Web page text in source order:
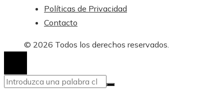
Políticas de Privacidad
Contacto
© 2026 Todos los derechos reservados.